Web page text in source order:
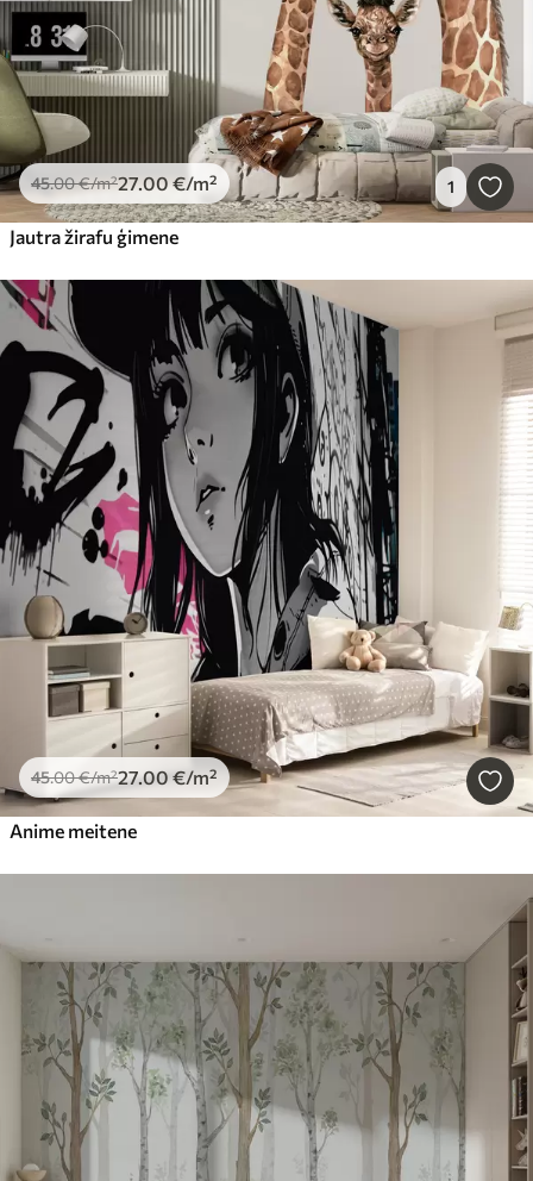
45.00€/m²27.00 €/m² 1
Jautra žirafu ģimene
45.00€/m²27.00 €/m²
Anime meitene